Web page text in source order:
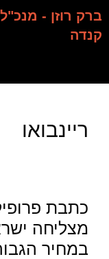
ברק רוזן -
קנדה
ריינבואו
כתבת
מצליחה
במחיר